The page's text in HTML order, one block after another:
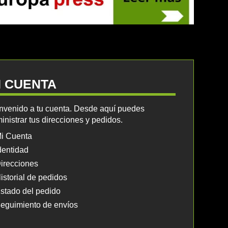
CUENTA
a tu cuenta. Desde aquí puedes
tus direcciones y pedidos.
Cuenta
de pedidos
del pedido
de envíos